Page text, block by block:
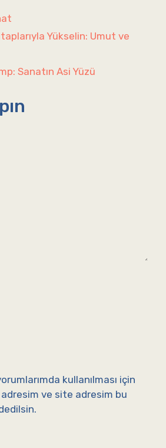
Yükselin: Umut ve
Sanatın Asi Yüzü
kullanılması için
ve site adresim bu